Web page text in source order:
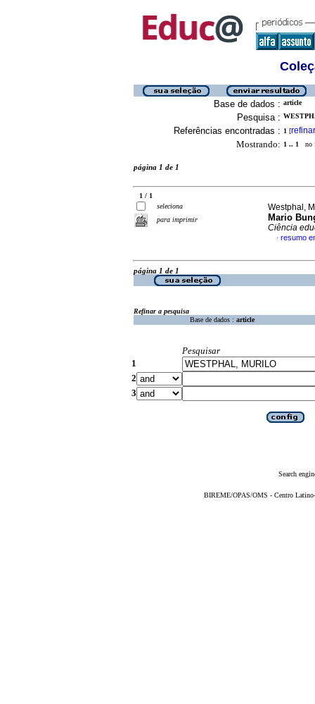
Base de dados : article
Pesquisa :
Referências encontradas : 1 [refinar
Mostrando: 1 .. 1 no
página 1 de 1
1 / 1
seleciona
para imprimir
Westphal,
Mario
Ciência
· resumo
página 1 de 1
Refinar a pesquisa
Base de dados : article
Pesquisar
1
2
3
Search
BIREME/OPAS/OMS - Centro Latino-